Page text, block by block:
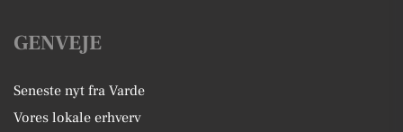
GENVEJE
Seneste nyt fra Varde
Vores lokale erhverv